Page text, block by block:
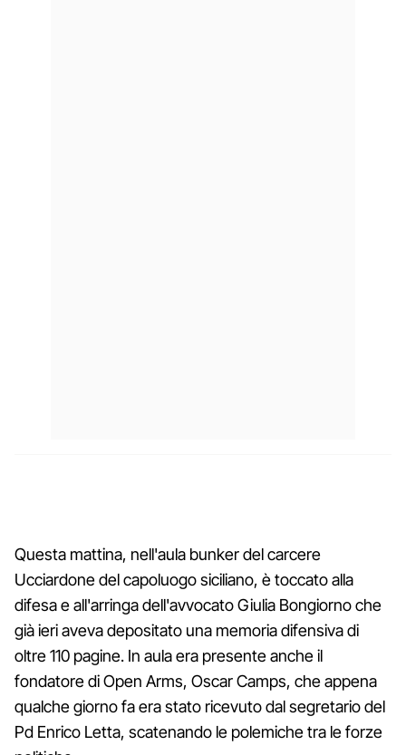
Questa mattina, nell'aula bunker del carcere
Ucciardone del capoluogo siciliano, è toccato alla
difesa e all'arringa dell'avvocato Giulia Bongiorno che
già ieri aveva depositato una memoria difensiva di
oltre 110 pagine. In aula era presente anche il
fondatore di Open Arms, Oscar Camps, che appena
qualche giorno fa era stato ricevuto dal segretario del
Pd Enrico Letta, scatenando le polemiche tra le forze